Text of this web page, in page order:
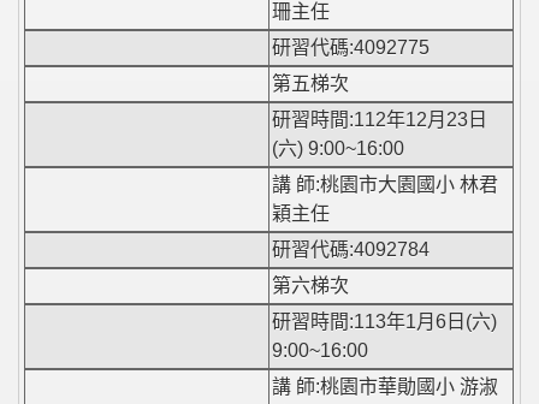
珊主任
研習代碼:4092775
第五梯次
研習時間:112年12月23日
(六) 9:00~16:00
講 師:桃園市大園國小 林君
穎主任
研習代碼:4092784
第六梯次
研習時間:113年1月6日(六)
9:00~16:00
講 師:桃園市華勛國小 游淑